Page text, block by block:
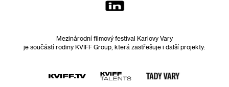
Mezinárodní filmový festival Karlovy Vary
je součástí rodiny KVIFF Group, která zastřešuje i další projekty: